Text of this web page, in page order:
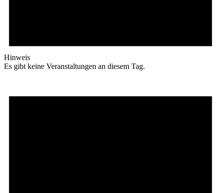
Hinweis
Es gibt keine Veranstaltungen an diesem Tag.